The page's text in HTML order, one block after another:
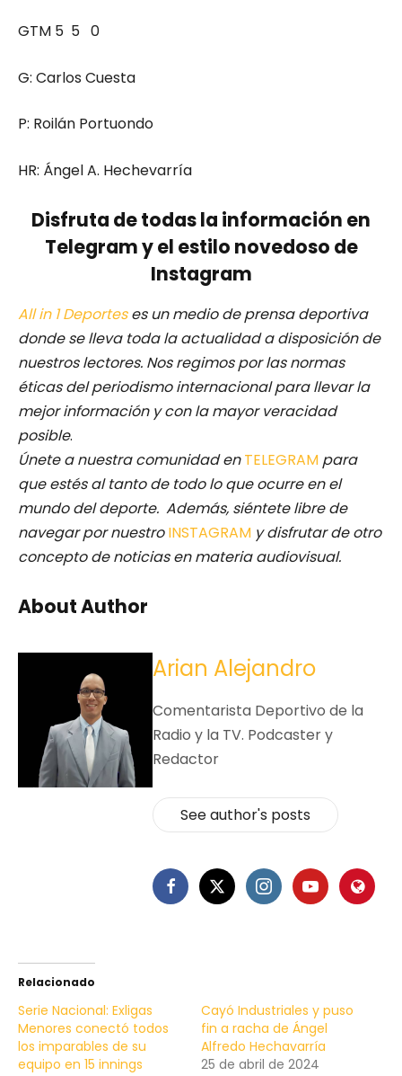
GTM 5 5 0
G: Carlos Cuesta
P: Roilán Portuondo
HR: Ángel A. Hechevarría
Disfruta de todas la información en
Telegram y el estilo novedoso de
Instagram
All in 1 Deporteses un medio de prensa deportiva
donde se lleva toda la actualidad a disposición de
nuestros lectores. Nos regimos por las normas
éticas del periodismo internacional para llevar la
mejor información y con la mayor veracidad
posible.
Únete a nuestra comunidad enTELEGRAM para
que estés al tanto de todo lo que ocurre en el
mundo del deporte. Además, siéntete libre de
navegar por nuestro INSTAGRAM y disfrutar de otro
concepto de noticias en materia audiovisual.
About Author
Arian Alejandro
Comentarista Deportivo de la
Radio y la TV. Podcaster y
Redactor
See author's posts
Relacionado
Serie Nacional: Exligas
Menores conectó todos
los imparables de su
equipo en 15 innings
Cayó Industriales y puso
fin a racha de Ángel
Alfredo Hechavarría
25 de abril de 2024